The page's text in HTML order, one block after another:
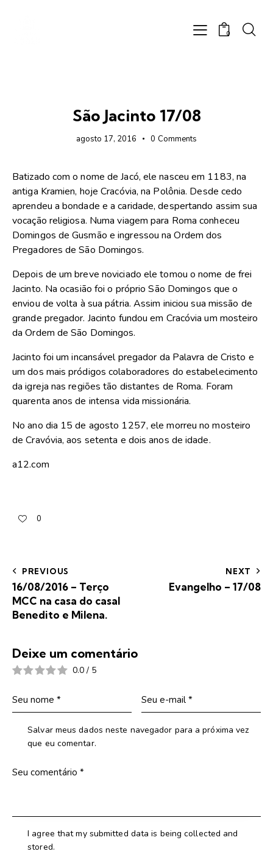
0
São Jacinto 17/08
agosto 17, 2016 0 Comments
Batizado com o nome de Jacó, ele nasceu em 1183, na
antiga Kramien, hoje Cracóvia, na Polônia. Desde cedo
aprendeu a bondade e a caridade, despertando assim sua
vocação religiosa. Numa viagem para Roma conheceu
Domingos de Gusmão e ingressou na Ordem dos
Pregadores de São Domingos.
Depois de um breve noviciado ele tomou o nome de frei
Jacinto. Na ocasião foi o próprio São Domingos que o
enviou de volta à sua pátria. Assim iniciou sua missão de
grande pregador. Jacinto fundou em Cracóvia um mosteiro
da Ordem de São Domingos.
Jacinto foi um incansável pregador da Palavra de Cristo e
um dos mais pródigos colaboradores do estabelecimento
da igreja nas regiões tão distantes de Roma. Foram
quarenta anos de intensa vida missionária.
No ano dia 15 de agosto 1257, ele morreu no mosteiro
de Cravóvia, aos setenta e dois anos de idade.
a12.com
0
PREVIOUS
16/08/2016 – Terço
MCC na casa do casal
Benedito e Milena.
NEXT
Evangelho – 17/08
Deixe um comentário
0.0 / 5
Salvar meus dados neste navegador para a próxima vez
que eu comentar.
I agree that my submitted data is being collected and
stored.